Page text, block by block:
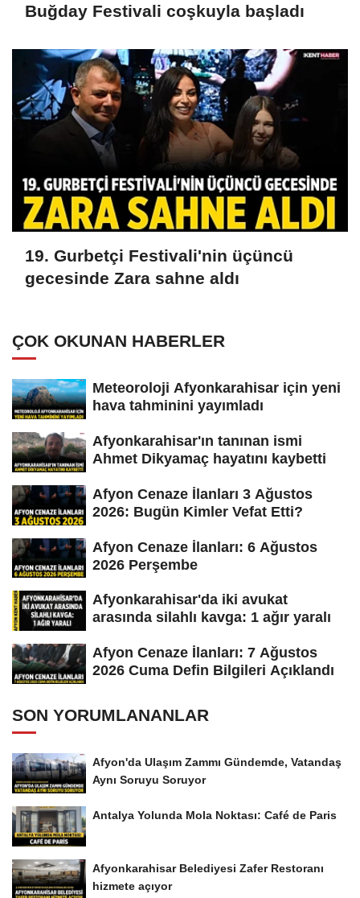
Buğday Festivali coşkuyla başladı
19. Gurbetçi Festivali'nin üçüncü
gecesinde Zara sahne aldı
ÇOK OKUNAN HABERLER
Meteoroloji Afyonkarahisar için yeni
hava tahminini yayımladı
Afyonkarahisar'ın tanınan ismi
Ahmet Dikyamaç hayatını kaybetti
Afyon Cenaze İlanları 3 Ağustos
2026: Bugün Kimler Vefat Etti?
Afyon Cenaze İlanları: 6 Ağustos
2026 Perşembe
Afyonkarahisar'da iki avukat
arasında silahlı kavga: 1 ağır yaralı
Afyon Cenaze İlanları: 7 Ağustos
2026 Cuma Defin Bilgileri Açıklandı
SON YORUMLANANLAR
Afyon'da Ulaşım Zammı Gündemde, Vatandaş
Aynı Soruyu Soruyor
Antalya Yolunda Mola Noktası: Café de Paris
Afyonkarahisar Belediyesi Zafer Restoranı
hizmete açıyor